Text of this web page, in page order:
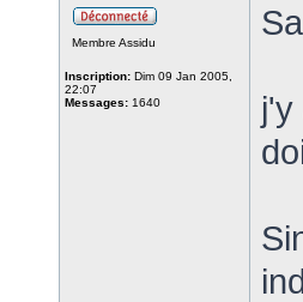
Membre Assidu
Inscription: Dim 09 Jan 2005,
22:07
Messages: 1640
j'y